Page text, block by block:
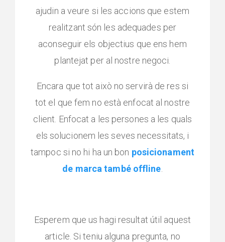
ajudin a veure si les accions que estem
realitzant són les adequades per
aconseguir els objectius que ens hem
plantejat per al nostre negoci.
Encara que tot això no servirà de res si
tot el que fem no està enfocat al nostre
client. Enfocat a les persones a les quals
els solucionem les seves necessitats, i
tampoc si no hi ha un bon posicionament
de marca també offline
Esperem que us hagi resultat útil aquest
article. Si teniu alguna pregunta, no